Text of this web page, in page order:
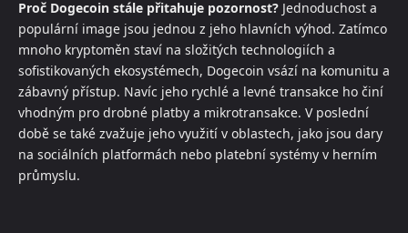
Proč Dogecoin stále přitahuje pozornost? Jednoduchost a
populární image jsou jednou z jeho hlavních výhod. Zatímco
mnoho kryptoměn staví na složitých technologiích a
sofistikovaných ekosystémech, Dogecoin vsází na komunitu a
zábavný přístup. Navíc jeho rychlé a levné transakce ho činí
vhodným pro drobné platby a mikrotransakce. V poslední
době se také zvažuje jeho využití v oblastech, jako jsou dary
na sociálních platformách nebo platební systémy v herním
průmyslu.